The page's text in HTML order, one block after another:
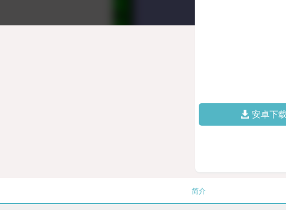
安卓下载
简介